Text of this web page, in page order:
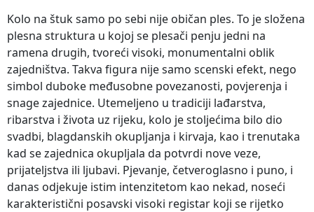
Kolo na štuk samo po sebi nije običan ples. To je složena
plesna struktura u kojoj se plesači penju jedni na
ramena drugih, tvoreći visoki, monumentalni oblik
zajedništva. Takva figura nije samo scenski efekt, nego
simbol duboke međusobne povezanosti, povjerenja i
snage zajednice. Utemeljeno u tradiciji lađarstva,
ribarstva i života uz rijeku, kolo je stoljećima bilo dio
svadbi, blagdanskih okupljanja i kirvaja, kao i trenutaka
kad se zajednica okupljala da potvrdi nove veze,
prijateljstva ili ljubavi. Pjevanje, četveroglasno i puno, i
danas odjekuje istim intenzitetom kao nekad, noseći
karakteristični posavski visoki registar koji se rijetko